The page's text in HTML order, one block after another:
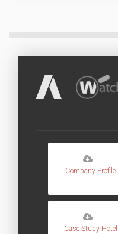
Company Profile
Case Study Hotel